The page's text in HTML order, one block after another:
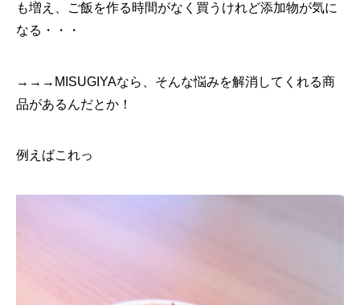
も増え、ご飯を作る時間がなく買うけれど添加物が気に
なる・・・
→→→MISUGIYAなら、そんな悩みを解消してくれる商
品があるんだとか！
例えばこれっ